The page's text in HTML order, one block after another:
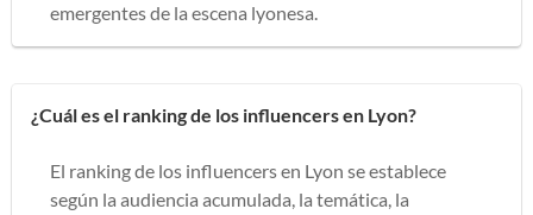
emergentes de la escena lyonesa.
¿Cuál es el ranking de los influencers en Lyon?
El ranking de los influencers en Lyon se establece
según la audiencia acumulada, la temática, la